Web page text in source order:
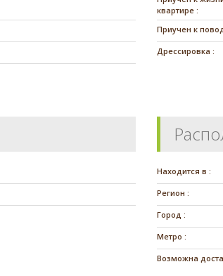
квартире :
Приучен к
Дрессировка :
Находится в :
Регион :
Город :
Метро :
Возможна